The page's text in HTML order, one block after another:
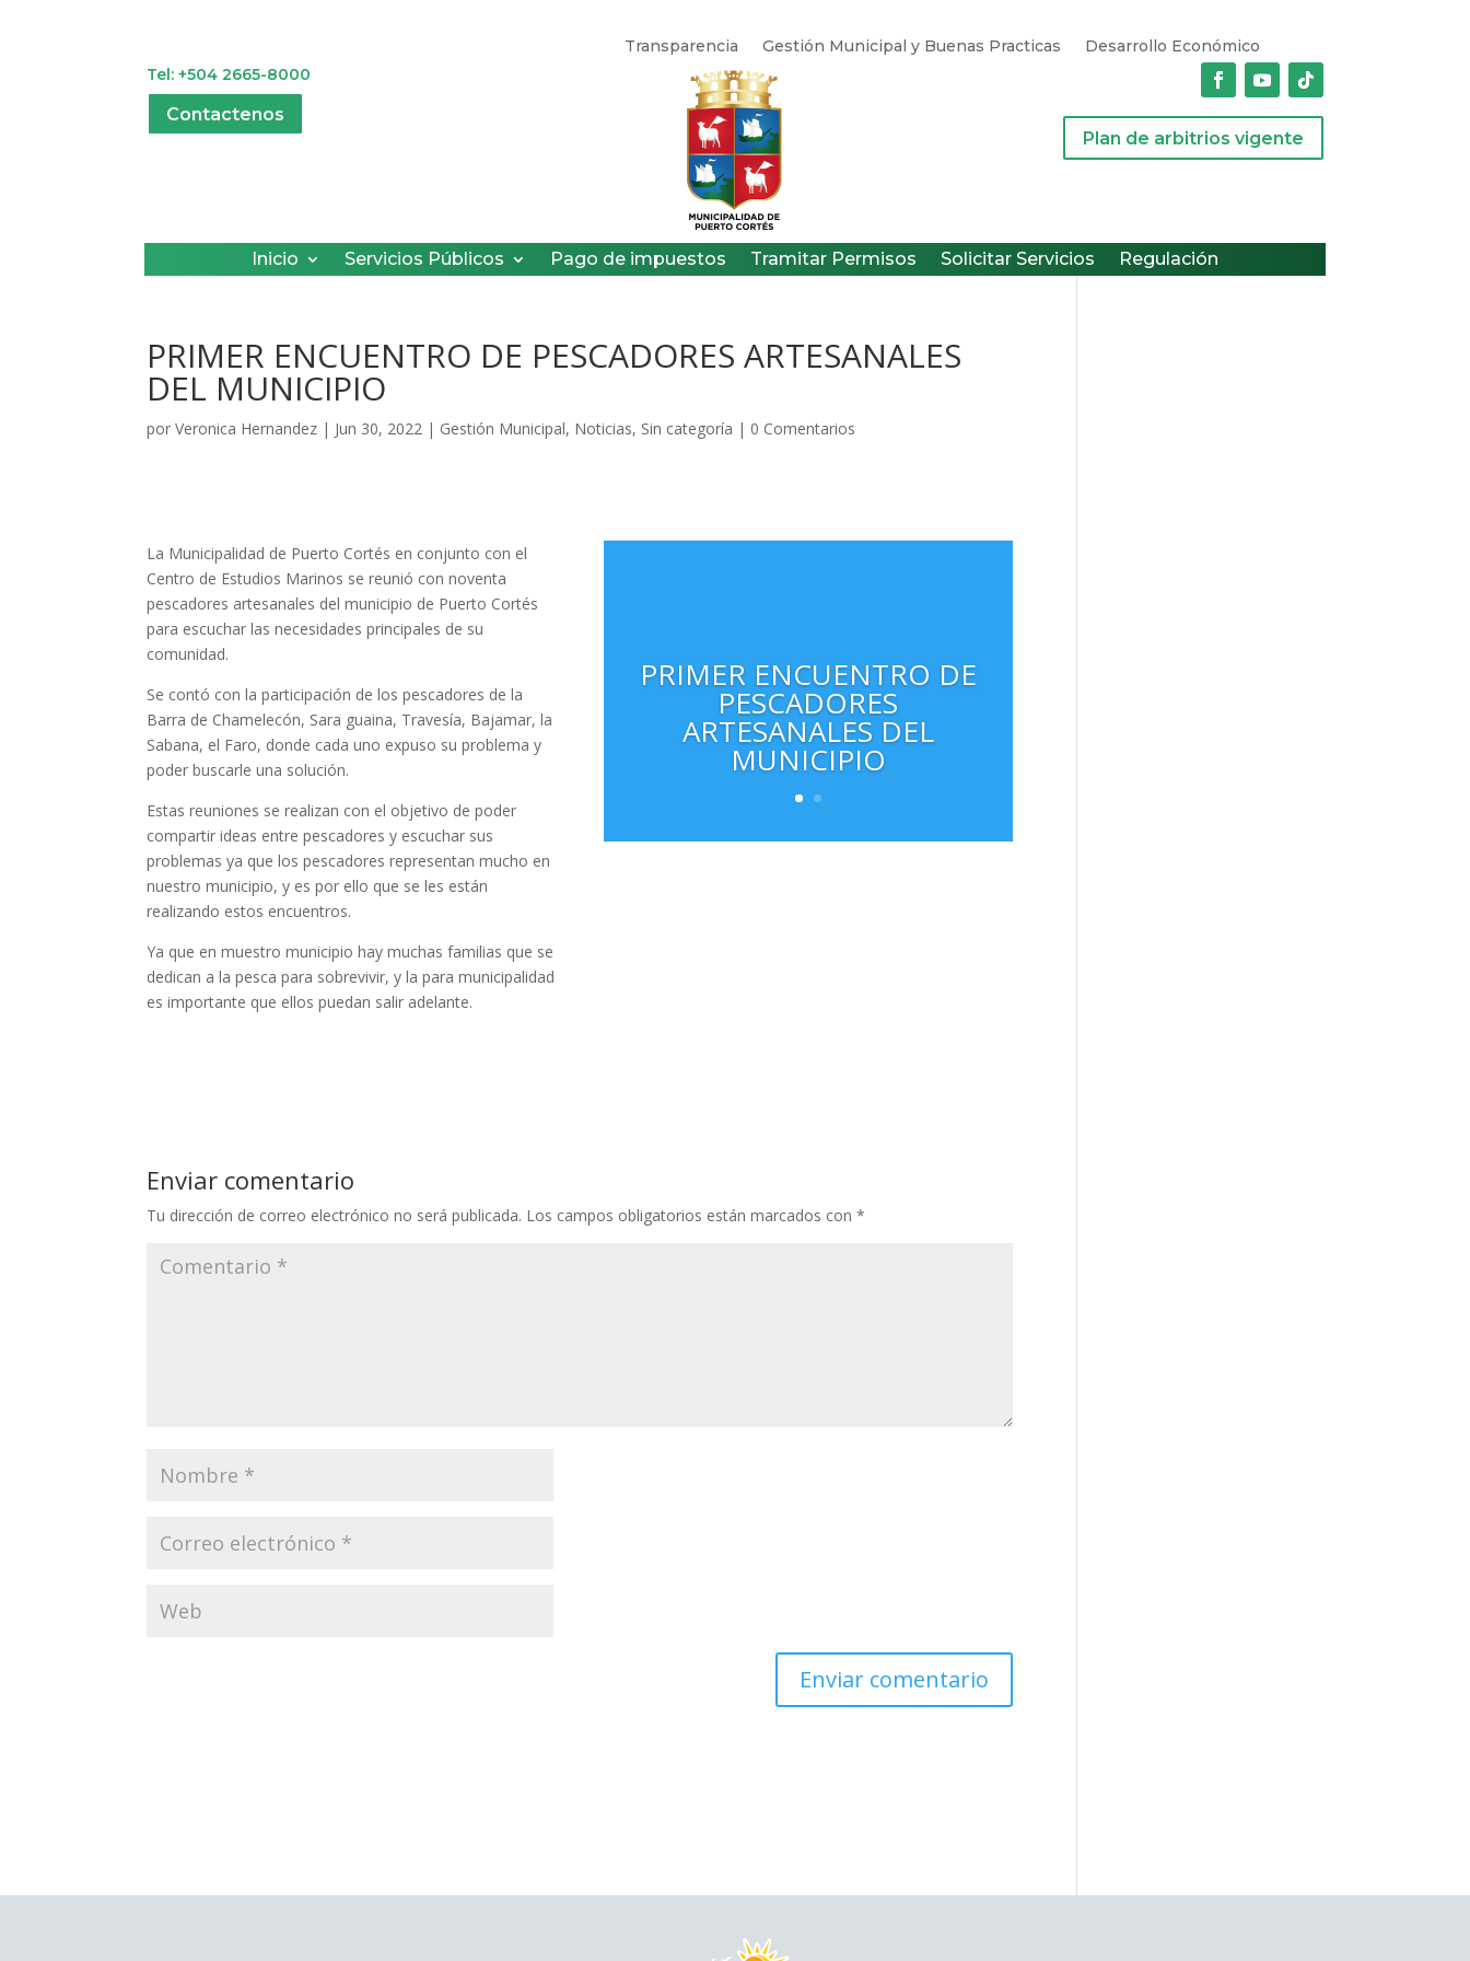
Transparencia Gestión Municipal y Buenas Practicas
Desarrollo Económico
Tel: +504 2665-8000
Contactenos
Plan de arbitrios vigente
Inicio Servicios Públicos Pago de impuestos Tramitar Permisos Solicitar Servicios Regulación
PRIMER ENCUENTRO DE PESCADORES ARTESANALES
DEL MUNICIPIO
porVeronica Hernandez | Jun 30, 2022 | Gestión Municipal, Noticias, Sin categoría | 0 Comentarios
La Municipalidad de Puerto Cortés en conjunto con el
Centro de Estudios Marinos se reunió con noventa
pescadores artesanales del municipio de Puerto Cortés
para escuchar las necesidades principales de su
comunidad.
Se contó con la participación de los pescadores de la
Barra de Chamelecón, Sara guaina, Travesía, Bajamar, la
Sabana, el Faro, donde cada uno expuso su problema y
poder buscarle una solución.
Estas reuniones se realizan con el objetivo de poder
compartir ideas entre pescadores y escuchar sus
problemas ya que los pescadores representan mucho en
nuestro municipio, y es por ello que se les están
realizando estos encuentros.
Ya que en muestro municipio hay muchas familias que se
dedican a la pesca para sobrevivir, y la para municipalidad
es importante que ellos puedan salir adelante.
PRIMER ENCUENTRO DE
PESCADORES
ARTESANALES DEL
MUNICIPIO
Enviar comentario
Tu dirección de correo electrónico no será publicada. Los campos obligatorios están marcados con*